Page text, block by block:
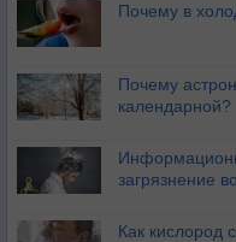
Почему в
Почему
календарной?
загрязнение
Как кислород